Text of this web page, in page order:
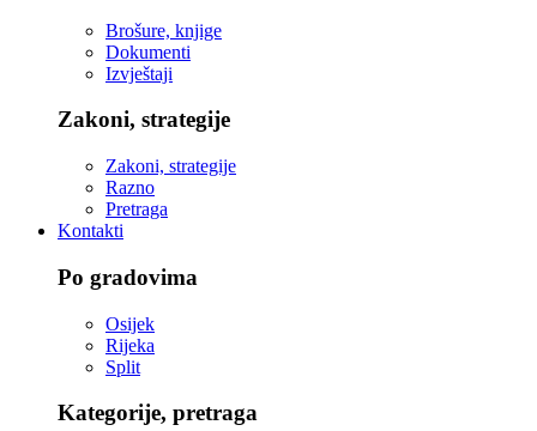
Brošure, knjige
Dokumenti
Izvještaji
Zakoni, strategije
Zakoni, strategije
Razno
Pretraga
Kontakti
Po gradovima
Osijek
Rijeka
Split
Kategorije, pretraga